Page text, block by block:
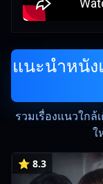
แนะนำหนั
รวมเรื่องแนวใกล้
ใ
⭐ 8.3